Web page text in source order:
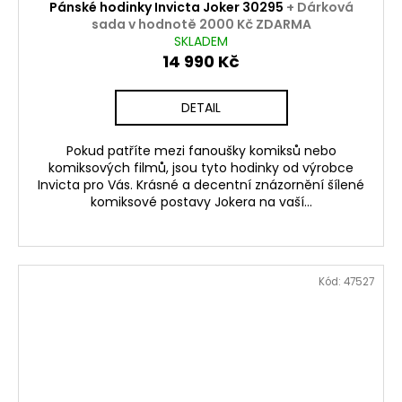
Pánské hodinky Invicta Joker 30295 + Dárková
sada v hodnotě 2000 Kč ZDARMA
SKLADEM
14 990 Kč
DETAIL
Pokud patříte mezi fanoušky komiksů nebo
komiksových filmů, jsou tyto hodinky od výrobce
Invicta pro Vás. Krásné a decentní znázornění šílené
komiksové postavy Jokera na vaší...
Kód: 47527